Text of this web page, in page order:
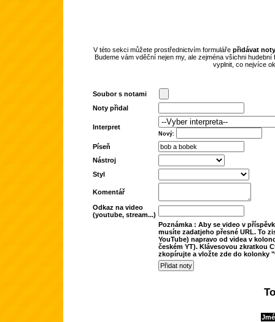
V této sekci můžete prostřednictvím formuláře přidávat noty
Budeme vám vděční nejen my, ale zejména všichni
vyplnit, co nejvíce
Soubor s notami
Noty přidal
Interpret
Nový:
Píseň
Nástroj
Styl
Komentář
Odkaz na video
(youtube, stream...)
Poznámka : Aby se video v
musíte zadatjeho přesné URL. To
YouTube) napravo od videa v
českém YT). Klávesovou zkratkou
zkopírujte a vložte zde do kolonky